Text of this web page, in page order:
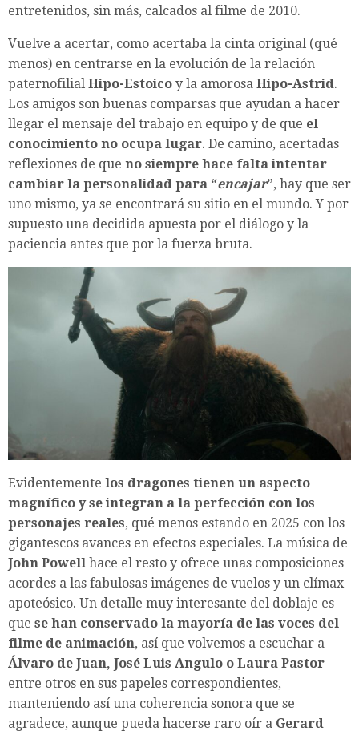
entretenidos, sin más, calcados al filme de 2010.
Vuelve a acertar, como acertaba la cinta original (qué
menos) en centrarse en la evolución de la relación
paternofilial Hipo-Estoico y la amorosa Hipo-Astrid.
Los amigos son buenas comparsas que ayudan a hacer
llegar el mensaje del trabajo en equipo y de que el
conocimiento no ocupa lugar. De camino, acertadas
reflexiones de que no siempre hace falta intentar
cambiar la personalidad para “encajar”, hay que ser
uno mismo, ya se encontrará su sitio en el mundo. Y por
supuesto una decidida apuesta por el diálogo y la
paciencia antes que por la fuerza bruta.
Evidentemente los dragones tienen un aspecto
magnífico y se integran a la perfección con los
personajes reales, qué menos estando en 2025 con los
gigantescos avances en efectos especiales. La música de
John Powell hace el resto y ofrece unas composiciones
acordes a las fabulosas imágenes de vuelos y un clímax
apoteósico. Un detalle muy interesante del doblaje es
que se han conservado la mayoría de las voces del
filme de animación, así que volvemos a escuchar a
Álvaro de Juan, José Luis Angulo o Laura Pastor
entre otros en sus papeles correspondientes,
manteniendo así una coherencia sonora que se
agradece, aunque pueda hacerse raro oír a Gerard